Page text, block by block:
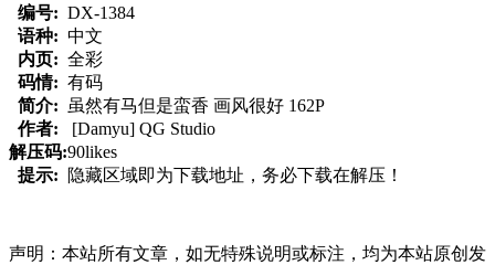
编号: DX-1384
语种: 中文
内页: 全彩
码情: 有码
简介:
虽然有马但是蛮香 画风很好 162P
作者:
[Damyu] QG Studio
解压码:90likes
提示:
隐藏区域即为下载地址，务必下载在解压！
声明：本站所有文章，如无特殊说明或标注，均为本站原创发